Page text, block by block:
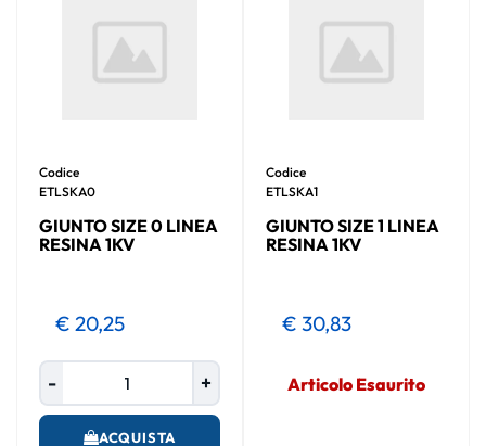
Codice
ETLSKA0
GIUNTO SIZE 0 LINEA
RESINA 1KV
€ 20,25
Quantità
ACQUISTA
Codice
ETLSKA1
GIUNTO SIZE 1 LINEA
RESINA 1KV
€ 30,83
Articolo Esaurito